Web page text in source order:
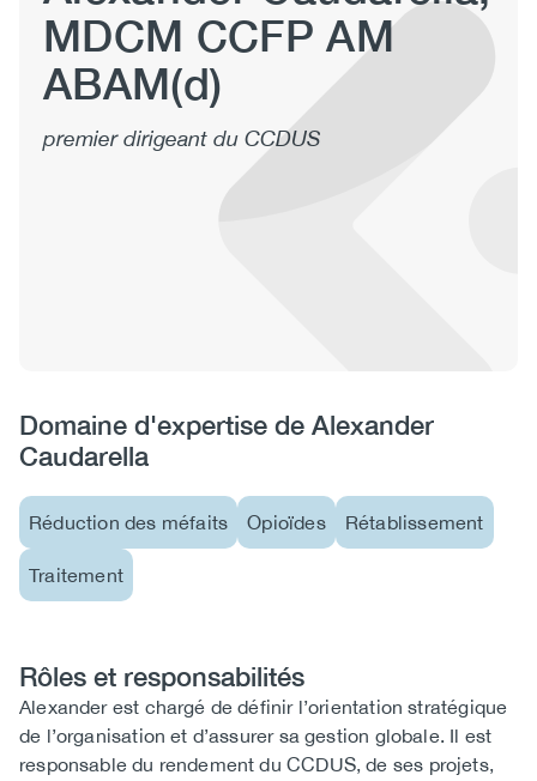
(CCSA)
EN FR
MDCM CCFP AM
ABAM(d)
premier dirigeant du CCDUS
Domaine d'expertise de Alexander
Caudarella
Réduction des méfaits Opioïdes Rétablissement
Traitement
Rôles et responsabilités
Roles
and
Responsibilities
Alexander est chargé de définir l’orientation stratégique
de l’organisation et d’assurer sa gestion globale. Il est
responsable du rendement du CCDUS, de ses projets,